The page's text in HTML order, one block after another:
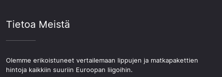
Tietoa Meistä
Olemme erikoistuneet vertailemaan lippujen ja matkapakettien
hintoja kaikkiin suuriin Euroopan liigoihin.